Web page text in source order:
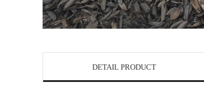
DETAIL PRODUCT